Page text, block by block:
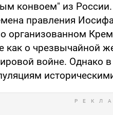
конвоем" из
правления
организованном
как о чрезвычайной
войне. Однако в